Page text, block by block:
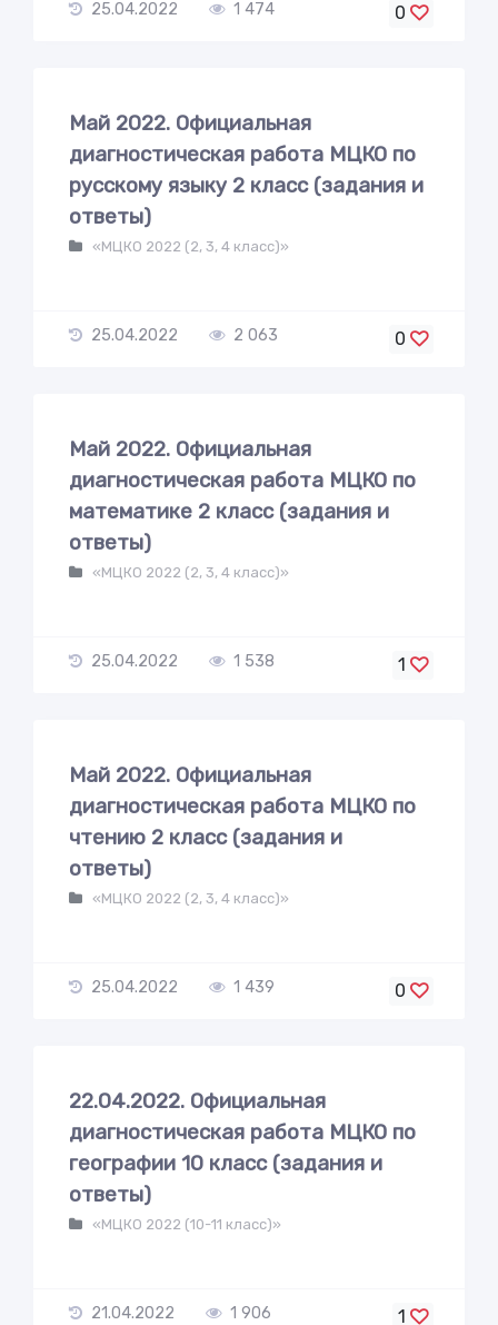
25.04.2022 1 474 0
Май 2022. Официальная
диагностическая работа МЦКО по
русскому языку 2 класс (задания и
ответы)
«МЦКО 2022 (2, 3, 4 класс)»
25.04.2022 2 063 0
Май 2022. Официальная
диагностическая работа МЦКО по
математике 2 класс (задания и
ответы)
«МЦКО 2022 (2, 3, 4 класс)»
25.04.2022 1 538 1
Май 2022. Официальная
диагностическая работа МЦКО по
чтению 2 класс (задания и
ответы)
«МЦКО 2022 (2, 3, 4 класс)»
25.04.2022 1 439 0
22.04.2022. Официальная
диагностическая работа МЦКО по
географии 10 класс (задания и
ответы)
«МЦКО 2022 (10-11 класс)»
21.04.2022 1 906 1